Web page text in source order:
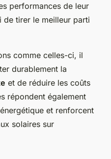
performances de leur
de tirer le meilleur parti
comme celles-ci, il
durablement la
et de réduire les coûts
répondent également
et renforcent
solaires sur